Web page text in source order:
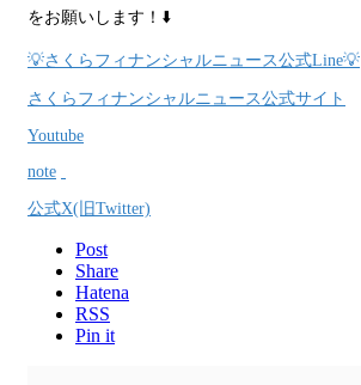
をお願いします！⬇️
💡さくらフィナンシャルニュース公式Line💡
さくらフィナンシャルニュース公式サイト
Youtube
note
公式X(旧Twitter)
Post
Share
Hatena
RSS
Pin it